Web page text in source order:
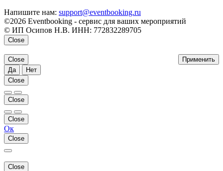
Напишите нам: support@eventbooking.ru
©2026 Eventbooking - сервис для ваших мероприятий
© ИП Осипов Н.В. ИНН: 772832289705
Close
Применить
Close
Да
Нет
Close
Close
Close
Ок
Close
Close